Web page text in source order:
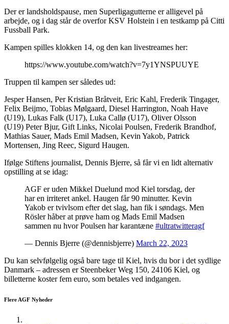
Der er landsholdspause, men Superligagutterne er alligevel på
arbejde, og i dag står de overfor KSV Holstein i en testkamp på Citti
Fussball Park.
Kampen spilles klokken 14, og den kan livestreames her:
https://www.youtube.com/watch?v=7y1YNSPUUYE
Truppen til kampen ser således ud:
Jesper Hansen, Per Kristian Bråtveit, Eric Kahl, Frederik Tingager,
Felix Beijmo, Tobias Mølgaard, Diesel Harrington, Noah Have
(U19), Lukas Falk (U17), Luka Callø (U17), Oliver Olsson
(U19) Peter Bjur, Gift Links, Nicolai Poulsen, Frederik Brandhof,
Mathias Sauer, Mads Emil Madsen, Kevin Yakob, Patrick
Mortensen, Jing Reec, Sigurd Haugen.
Ifølge Stiftens journalist, Dennis Bjerre, så får vi en lidt alternativ
opstilling at se idag:
AGF er uden Mikkel Duelund mod Kiel torsdag, der
har en irriteret ankel. Haugen får 90 minutter. Kevin
Yakob er tvivlsom efter det slag, han fik i søndags. Men
Rösler håber at prøve ham og Mads Emil Madsen
sammen nu hvor Poulsen har karantæne #ultratwitteragf
— Dennis Bjerre (@dennisbjerre) March 22, 2023
Du kan selvfølgelig også bare tage til Kiel, hvis du bor i det sydlige
Danmark – adressen er Steenbeker Weg 150, 24106 Kiel, og
billetterne koster fem euro, som betales ved indgangen.
Flere AGF Nyheder